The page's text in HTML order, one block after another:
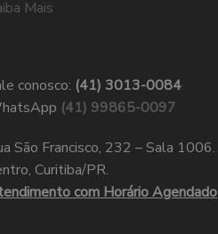
Mais
conosco: (41) 3013-0084
(41) 99865-0097
São Francisco, 232 – Sala 1006.
Curitiba/PR.
com Horário Agendado